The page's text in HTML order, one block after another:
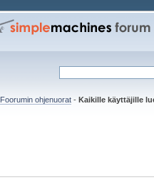
Foorumin ohjenuorat- Kaikille käyttäjille